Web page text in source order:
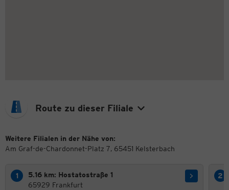
Route zu dieser Filiale
Weitere Filialen in der Nähe von:
Am Graf-de-Chardonnet-Platz 7, 65451 Kelsterbach
5.16 km: Hostatostraße 1
65929 Frankfurt